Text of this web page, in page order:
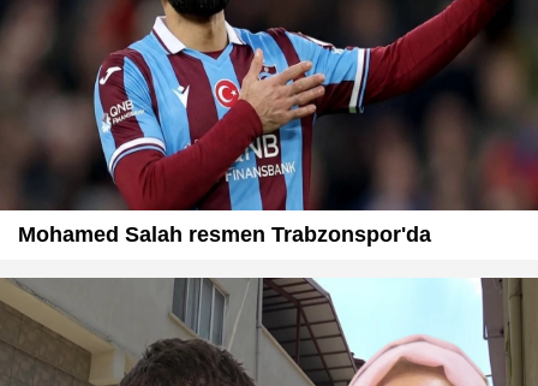
Mohamed Salah resmen Trabzonspor'da